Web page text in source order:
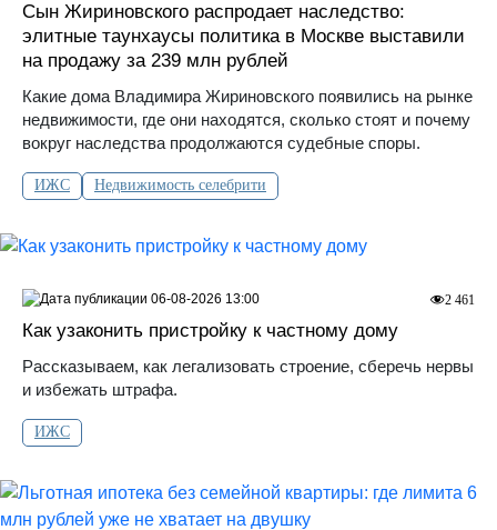
Сын Жириновского распродает наследство:
элитные таунхаусы политика в Москве выставили
на продажу за 239 млн рублей
Какие дома Владимира Жириновского появились на рынке
недвижимости, где они находятся, сколько стоят и почему
вокруг наследства продолжаются судебные споры.
ИЖС Недвижимость селебрити
Как узаконить пристройку к частному дому
Рассказываем, как легализовать строение, сберечь нервы
и избежать штрафа.
ИЖС
2 461
06-08-2026 13:00